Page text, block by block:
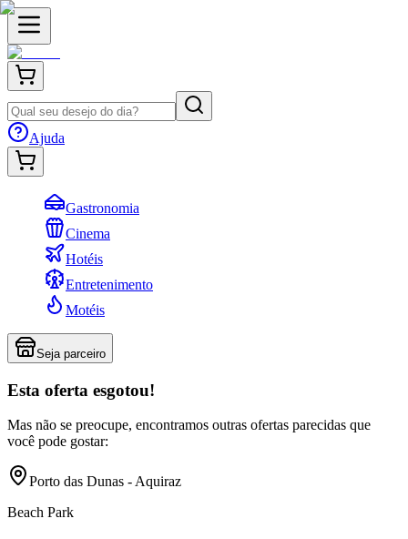
Ajuda
Gastronomia
Cinema
Hotéis
Entretenimento
Motéis
Seja parceiro
Esta oferta esgotou!
Mas não se preocupe, encontramos outras ofertas parecidas que
você pode gostar:
Porto das Dunas - Aquiraz
Beach Park